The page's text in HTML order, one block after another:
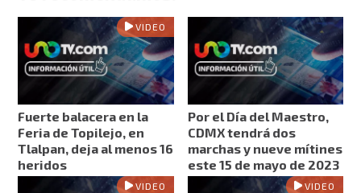
VIDEO
Fuerte balacera en la
Feria de Topilejo, en
Tlalpan, deja al menos 16
heridos
Por el Día del Maestro,
CDMX tendrá dos
marchas y nueve mítines
este 15 de mayo de 2023
VIDEO VIDEO